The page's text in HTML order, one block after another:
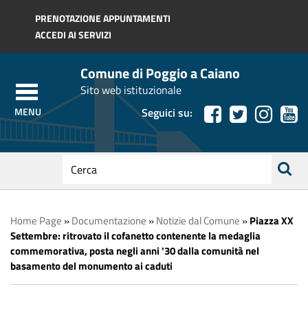
Regione Toscana
PRENOTAZIONE APPUNTAMENTI
ACCEDI AI SERVIZI
Comune di Poggio a Caiano
Sito web istituzionale
Seguici su:
testo
da
cercare
ricerca
Home Page »Documentazione »Notizie dal Comune »Piazza XX
Settembre: ritrovato il cofanetto contenente la medaglia
commemorativa, posta negli anni '30 dalla comunità nel
basamento del monumento ai caduti